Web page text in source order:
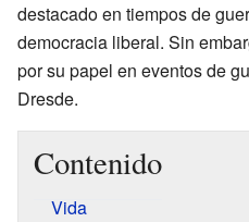
destacado en tiempos de
democracia liberal. Sin
por su papel en eventos de
Dresde.
Contenido
Vida